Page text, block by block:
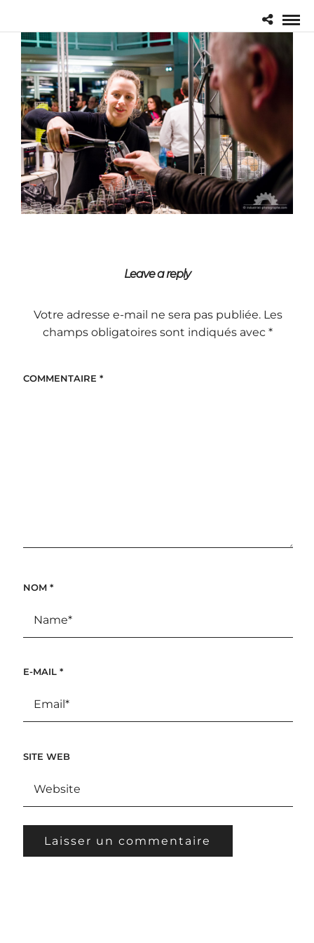
Leave a reply
Votre adresse e-mail ne sera pas publiée. Les
champs obligatoires sont indiqués avec*
COMMENTAIRE *
NOM *
E-MAIL *
SITE WEB